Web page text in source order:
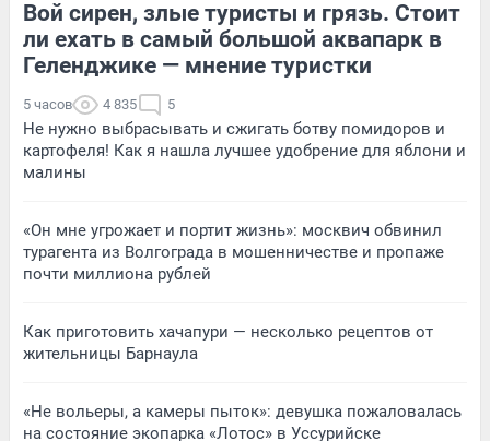
Вой сирен, злые туристы и грязь. Стоит
ли ехать в самый большой аквапарк в
Геленджике — мнение туристки
5 часов 4 835 5
Не нужно выбрасывать и сжигать ботву помидоров и
картофеля! Как я нашла лучшее удобрение для яблони и
малины
«Он мне угрожает и портит жизнь»: москвич обвинил
турагента из Волгограда в мошенничестве и пропаже
почти миллиона рублей
Как приготовить хачапури — несколько рецептов от
жительницы Барнаула
«Не вольеры, а камеры пыток»: девушка пожаловалась
на состояние экопарка «Лотос» в Уссурийске